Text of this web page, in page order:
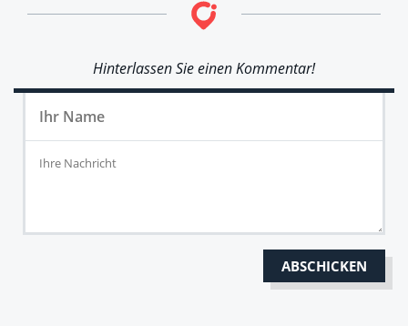
Hinterlassen Sie einen Kommentar!